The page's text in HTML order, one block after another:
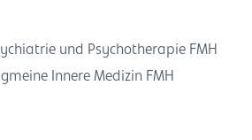
und Psychotherapie FMH
Innere Medizin FMH